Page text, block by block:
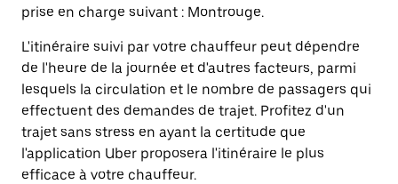
prise en charge suivant : Montrouge.
L'itinéraire suivi par votre chauffeur peut dépendre
de l'heure de la journée et d'autres facteurs, parmi
lesquels la circulation et le nombre de passagers qui
effectuent des demandes de trajet. Profitez d'un
trajet sans stress en ayant la certitude que
l'application Uber proposera l'itinéraire le plus
efficace à votre chauffeur.